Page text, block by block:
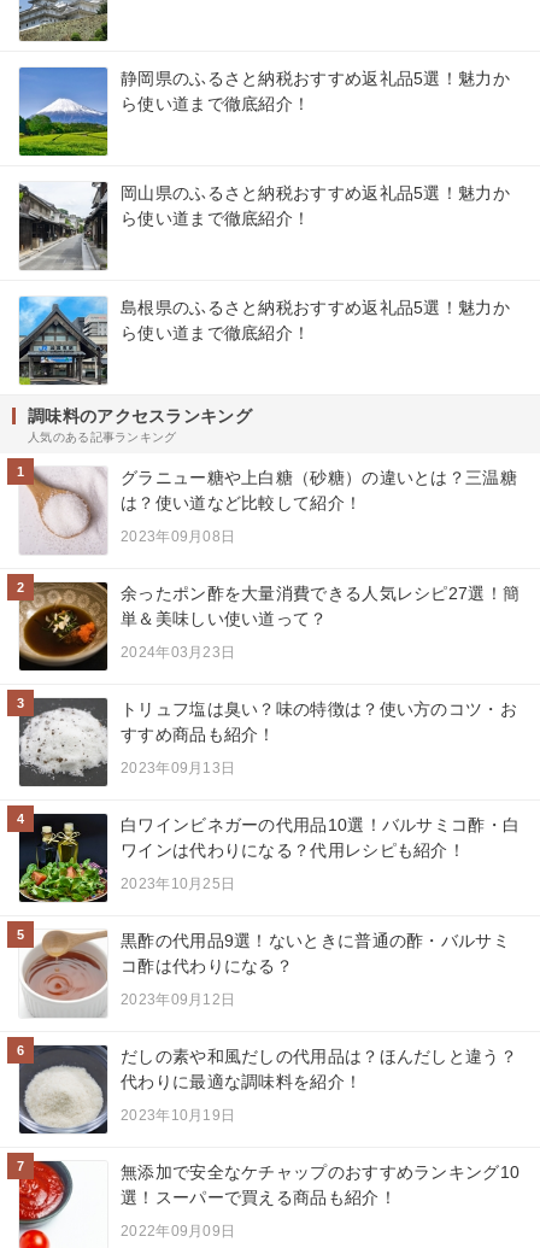
静岡県のふるさと納税おすすめ返礼品5選！魅力か
ら使い道まで徹底紹介！
岡山県のふるさと納税おすすめ返礼品5選！魅力か
ら使い道まで徹底紹介！
島根県のふるさと納税おすすめ返礼品5選！魅力か
ら使い道まで徹底紹介！
調味料のアクセスランキング
人気のある記事ランキング
1
グラニュー糖や上白糖（砂糖）の違いとは？三温糖
は？使い道など比較して紹介！
2023年09月08日
2
余ったポン酢を大量消費できる人気レシピ27選！簡
単＆美味しい使い道って？
2024年03月23日
3
トリュフ塩は臭い？味の特徴は？使い方のコツ・お
すすめ商品も紹介！
2023年09月13日
4
白ワインビネガーの代用品10選！バルサミコ酢・白
ワインは代わりになる？代用レシピも紹介！
2023年10月25日
5
黒酢の代用品9選！ないときに普通の酢・バルサミ
コ酢は代わりになる？
2023年09月12日
6
だしの素や和風だしの代用品は？ほんだしと違う？
代わりに最適な調味料を紹介！
2023年10月19日
7
無添加で安全なケチャップのおすすめランキング10
選！スーパーで買える商品も紹介！
2022年09月09日